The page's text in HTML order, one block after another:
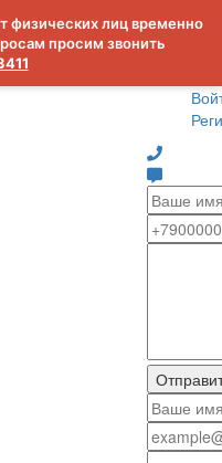
физических лиц временно
просим звонить